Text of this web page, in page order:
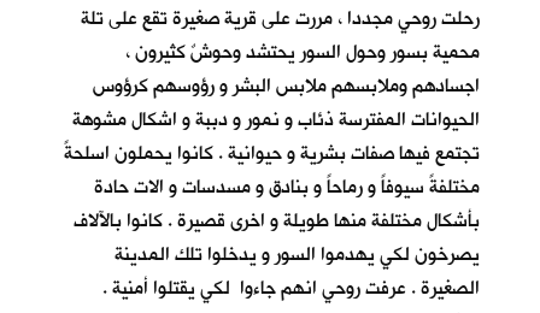
رحلت روحي مجددا ، مررت على قرية صغيرة تقع على تلة
محمية بسور وحول السور يحتشد وحوشٌ كثيرون ،
اجسادهم وملابسهم ملابس البشر و رؤوسهم كرؤوس
الحيوانات المفترسة ذئاب و نمور و دببة و اشكال مشوهة
تجتمع فيها صفات بشرية و حيوانية . كانوا يحملون اسلحةً
مختلفةً سيوفاً و رماحاً و بنادق و مسدسات و الات حادة
بأشكال مختلفة منها طويلة و اخرى قصيرة . كانوا بالآلاف
يصرخون لكي يهدموا السور و يدخلوا تلك المدينة
الصغيرة . عرفت روحي انهم جاءوا لكي يقتلوا أمنية .